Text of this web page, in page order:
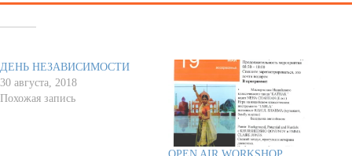
ДЕНЬ НЕЗАВИСИМОСТИ
30 августа, 2018
Похожая запись